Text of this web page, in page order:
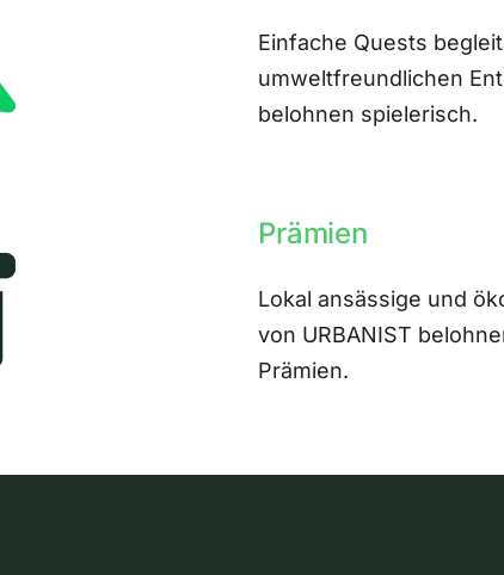
Einfache Quests
umweltfreundlichen
belohnen spielerisch.
Prämien
Lokal ansässige und
von URBANIST
Prämien.